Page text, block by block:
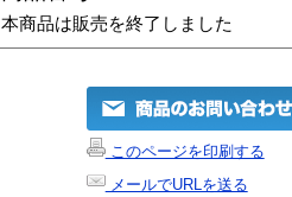
本商品は販売を終了しました
このページを印刷する
メールでURLを送る